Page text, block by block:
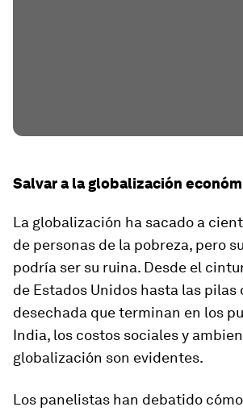
Salvar a la globalización
La globalización ha sacado a
de personas de la pobreza, pero
podría ser su ruina. Desde el
de Estados Unidos hasta las pilas
desechada que terminan en los
India, los costos sociales y
globalización son evidentes.
Los panelistas han debatido